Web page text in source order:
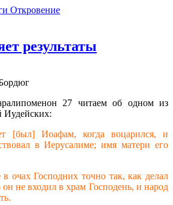
Откровение
результаты
27 читаем об одном из
Иудейских:
[был] Иоафам, когда воцарился, и
в Иерусалиме; имя матери его
очах Господних точно так, как делал
он не входил в храм Господень, и народ